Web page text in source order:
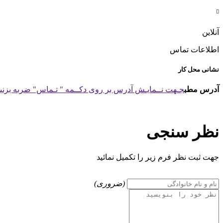

آنلاین
اطلاعات تماس
نشانی محل کار
آدرس مطبجـهت نــمایـش آدرس بر روی دکــمه " تـماس" ضربه
نظر سنجی
جهت ثبت نظر فرم زیر را تکمیل نمائید
(ضروری)